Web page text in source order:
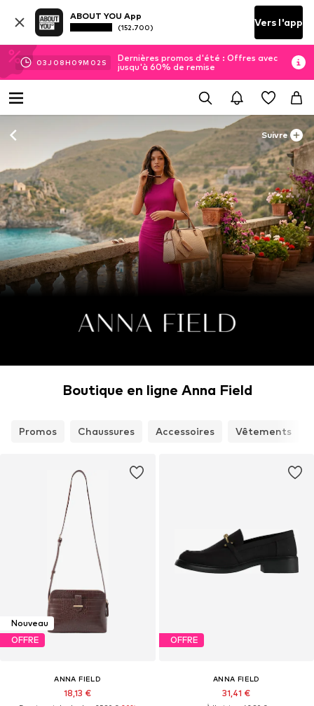
ABOUT YOU App
(152.700) Vers l'app
03J 08H 09M 01 S
Dernières promos d'été : Offres avec
jusqu'à 60% de remise
Suivre
Boutique en ligne Anna Field
Promos Chaussures Accessoires Vêtements
Nouveau
OFFRE
ANNA FIELD
18,13 €
OFFRE
ANNA FIELD
31,41 €